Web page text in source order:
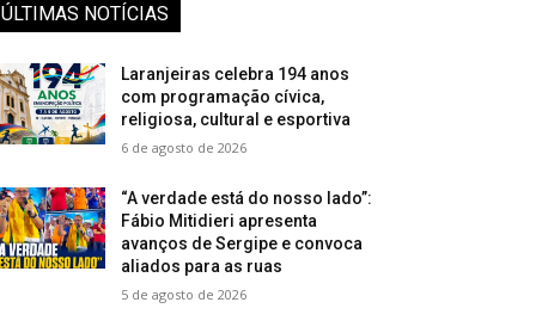
ÚLTIMAS NOTÍCIAS
Laranjeiras celebra 194 anos
com programação cívica,
religiosa, cultural e esportiva
6 de agosto de 2026
“A verdade está do nosso lado”:
Fábio Mitidieri apresenta
avanços de Sergipe e convoca
aliados para as ruas
5 de agosto de 2026